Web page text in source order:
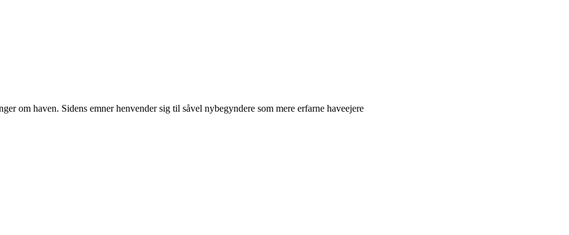
om haven. Sidens emner henvender sig til såvel nybegyndere som mere erfarne haveejere